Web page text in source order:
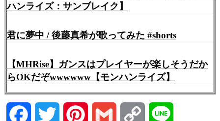
ハンライズ：サンブレイク】
君に夢中 / 後藤真希が歌ってみた #shorts
【MHRise】ガンスはプレイヤーが楽しそうだか
らOKだぞwwwwww【モンハンライズ】
Facebook Twitter Pinterest Gmail Copy